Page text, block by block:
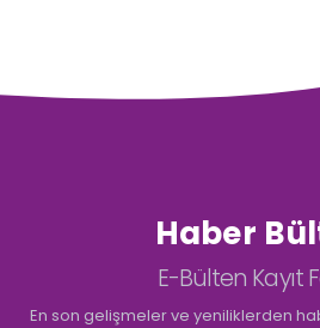
Haber
E-Bülten Kayıt
En son gelişmeler ve yeniliklerden